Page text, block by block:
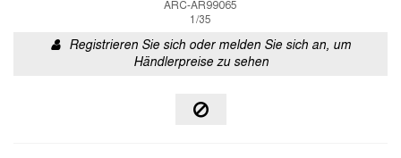
ARC-AR99065
1/35
Registrieren Sie sich oder melden Sie sich an, um
Händlerpreise zu sehen